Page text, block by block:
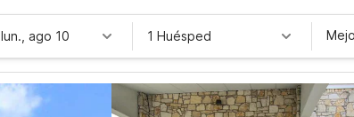
lun., ago 10 1 Huésped